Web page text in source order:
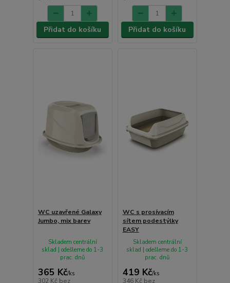
Přidat do košíku Přidat do košíku
WC uzavřené Galaxy
Jumbo, mix barev
365 Kč/ks
302 Kč bez
Skladem centrální
sklad | odešleme do 1-3
prac. dnů
WC s prosívacím
sítem podestýlky
EASY
419 Kč/ks
346 Kč bez
Skladem centrální
sklad | odešleme do 1-3
prac. dnů